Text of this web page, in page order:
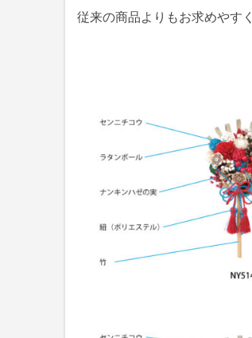
従来の商品よりもお求めやす